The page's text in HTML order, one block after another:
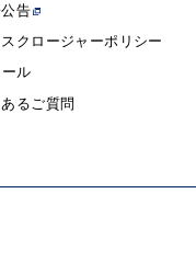
告
クロージャーポリシー
ル
るご質問